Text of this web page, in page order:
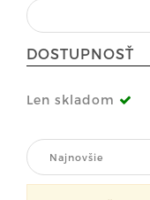
DOSTUPNOSŤ
Len skladom
Najnovšie